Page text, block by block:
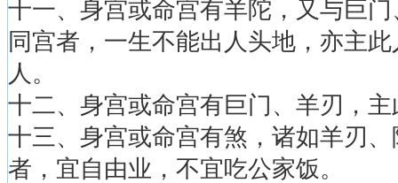
十一、身宫或命宫有羊陀，又与巨
同宫者，一生不能出人头地，亦主
人。
十二、身宫或命宫有巨门、羊刃，
十三、身宫或命宫有煞，诸如羊刃
者，宜自由业，不宜吃公家饭。